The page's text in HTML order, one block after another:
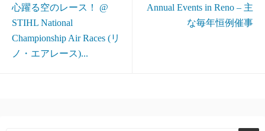
心躍る空のレース！ @
STIHL National
Championship Air Races (リ
ノ・エアレース)...
Annual Events in Reno – 主
な毎年恒例催事